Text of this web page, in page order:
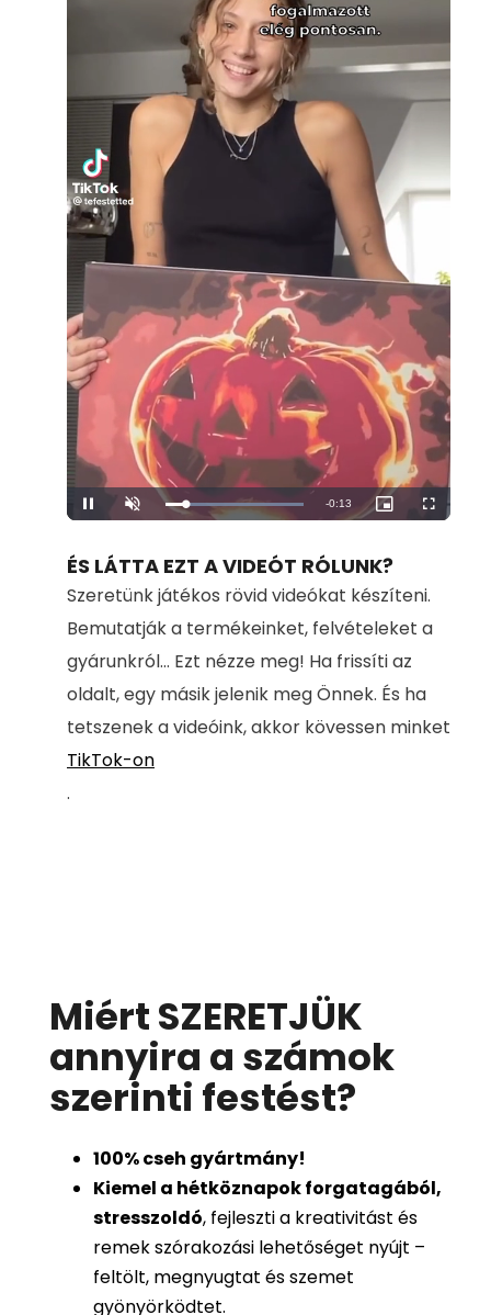
Pause Unmute Loaded:
100.00%
Remaining
-0:13
Picture-
in-
Fullscreen
ÉS LÁTTA EZT A VIDEÓT RÓLUNK?
Szeretünk játékos rövid videókat készíteni.
Bemutatják a termékeinket, felvételeket a
gyárunkról... Ezt nézze meg! Ha frissíti az
oldalt, egy másik jelenik meg Önnek. És ha
tetszenek a videóink, akkor kövessen minket
TikTok-on
.
Miért SZERETJÜK
annyira a számok
szerinti festést?
100%cseh gyártmány!
Kiemel a hétköznapok forgatagából,
stresszoldó, fejleszti a kreativitást és
remek szórakozási lehetőséget nyújt –
feltölt, megnyugtat és szemet
gyönyörködtet.